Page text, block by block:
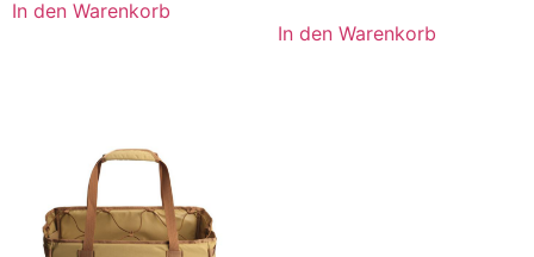
In den Warenkorb
In den Warenkorb